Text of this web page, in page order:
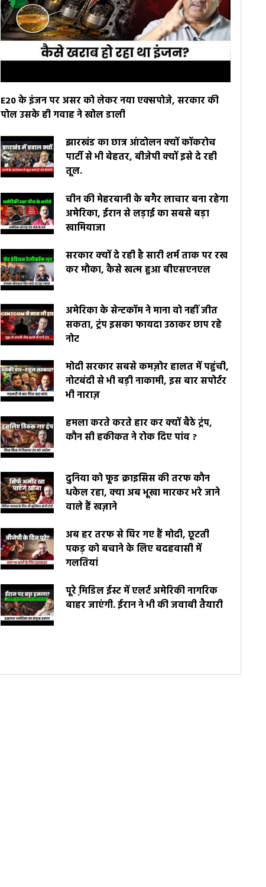
E20 के इंजन पर असर को लेकर नया एक्सपोजे, सरकार की
पोल उसके ही गवाह ने खोल डाली
झारखंड का छात्र आंदोलन क्यों कॉकरोच
पार्टी से भी बेहतर, बीजेपी क्यों इसे दे रही
तूल.
चीन की मेहरबानी के बगैर लाचार बना रहेगा
अमेरिका, ईरान से लड़ाई का सबसे बड़ा
खामियाजा
सरकार क्यों दे रही है सारी शर्म ताक पर रख
कर मौका, कैसे खत्म हुआ बीएसएनएल
अमेरिका के सेन्टकॉम ने माना वो नहीं जीत
सकता, ट्रंप इसका फायदा उठाकर छाप रहे
नोट
मोदी सरकार सबसे कमज़ोर हालत में पहुंची,
नोटबंदी से भी बड़ी नाकामी, इस बार सपोर्टर
भी नाराज़
हमला करते करते हार कर क्यों बैठे ट्रंप,
कौन सी हकीकत ने रोक दिए पांव ?
दुनिया को फूड क्राइसिस की तरफ कौन
धकेल रहा, क्या अब भूखा मारकर भरे जाने
वाले हैं खज़ाने
अब हर तरफ से घिर गए हैं मोदी, छूटती
पकड़ को बचाने के लिए बदहवासी में
गलतियां
पूरे मि़डिल ईस्ट में एलर्ट अमेरिकी नागरिक
बाहर जाएंगी. ईरान ने भी की जवाबी तैयारी